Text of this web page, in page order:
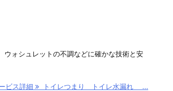
ォシュレットの不調などに確かな技術と安
ビス詳細 トイレつまり トイレ水漏れ ...